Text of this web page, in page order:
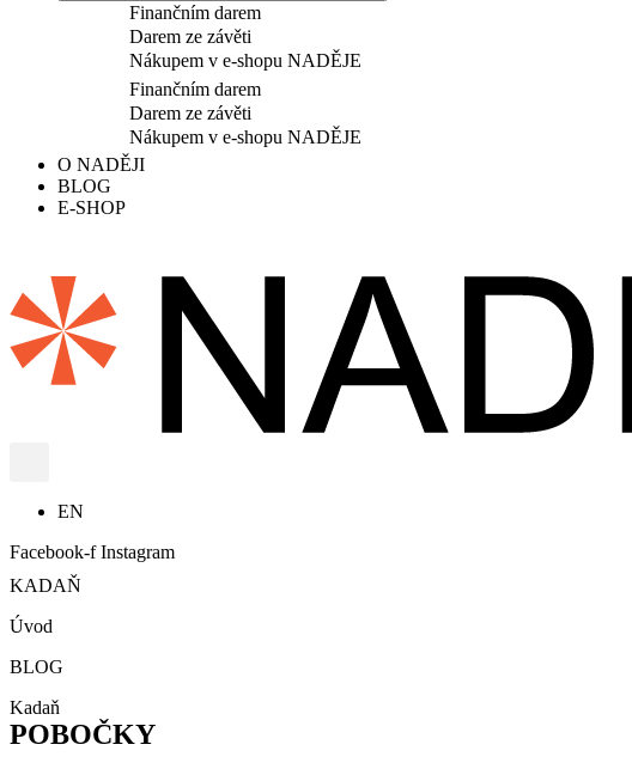
Finančním darem
Darem ze závěti
Nákupem v e-shopu NADĚJE
Finančním darem
Darem ze závěti
Nákupem v e-shopu NADĚJE
O NADĚJI
BLOG
E-SHOP
EN
Facebook-f Instagram
KADAŇ
Úvod
BLOG
Kadaň
POBOČKY